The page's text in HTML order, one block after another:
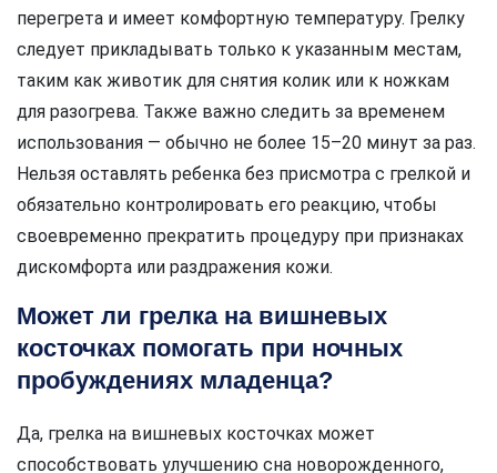
перегрета и имеет комфортную температуру. Грелку
следует прикладывать только к указанным местам,
таким как животик для снятия колик или к ножкам
для разогрева. Также важно следить за временем
использования — обычно не более 15–20 минут за раз.
Нельзя оставлять ребенка без присмотра с грелкой и
обязательно контролировать его реакцию, чтобы
своевременно прекратить процедуру при признаках
дискомфорта или раздражения кожи.
Может ли грелка на вишневых
косточках помогать при ночных
пробуждениях младенца?
Да, грелка на вишневых косточках может
способствовать улучшению сна новорожденного,